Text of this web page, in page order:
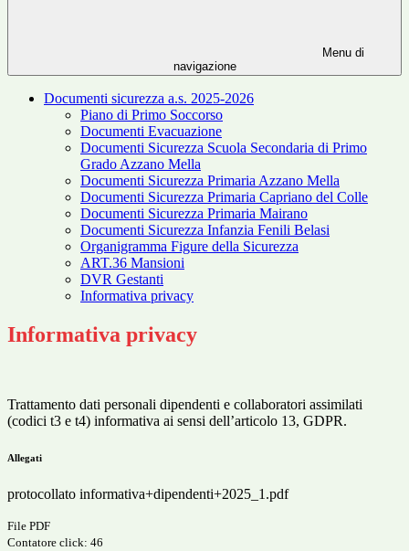
Menu di
navigazione
Documenti sicurezza a.s. 2025-2026
Piano di Primo Soccorso
Documenti Evacuazione
Documenti Sicurezza Scuola Secondaria di Primo
Grado Azzano Mella
Documenti Sicurezza Primaria Azzano Mella
Documenti Sicurezza Primaria Capriano del Colle
Documenti Sicurezza Primaria Mairano
Documenti Sicurezza Infanzia Fenili Belasi
Organigramma Figure della Sicurezza
ART.36 Mansioni
DVR Gestanti
Informativa privacy
Informativa privacy
Trattamento dati personali dipendenti e collaboratori assimilati
(codici t3 e t4) informativa ai sensi dell’articolo 13, GDPR.
Allegati
protocollato informativa+dipendenti+2025_1.pdf
File PDF
Contatore click: 46